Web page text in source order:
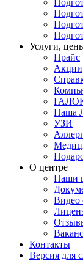
Услуги,
Прайс
Акции
Наша
УЗИ
О центре
Наши
Видео
Контакты
Версия для